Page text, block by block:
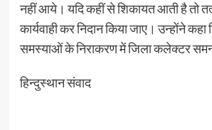
नहीं आये। यदि कहीं से शिकायत आती है तो
कार्यवाही कर निदान किया जाए। उन्होंने
समस्याओं के निराकरण में जिला कलेक्टर
हिन्दुस्थान संवाद